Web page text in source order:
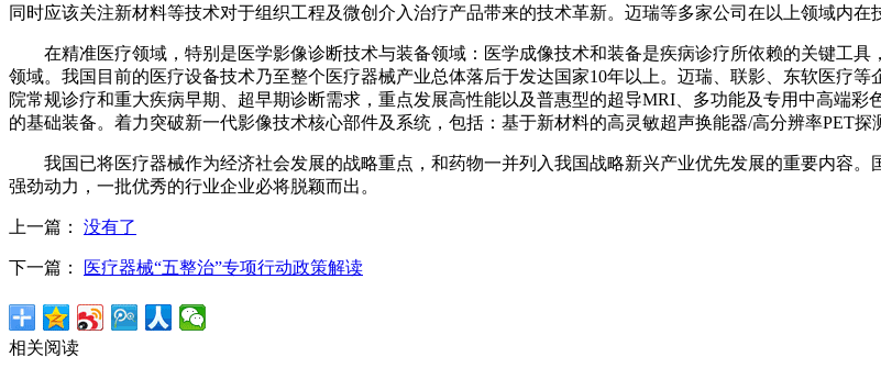
同时应该关注新材料等技术对于组织工程及微创介入治疗产品带来的技术革新。迈瑞等多家公司在以上领域内在
在精准医疗领域，特别是医学影像诊断技术与装备领域：医学成像技术和装备是疾病诊疗所依赖的关键工具
领域。我国目前的医疗设备技术乃至整个医疗器械产业总体落后于发达国家10年以上。迈瑞、联影、东软医疗
院常规诊疗和重大疾病早期、超早期诊断需求，重点发展高性能以及普惠型的超导MRI、多功能及专用中高端
的基础装备。着力突破新一代影像技术核心部件及系统，包括：基于新材料的高灵敏超声换能器/高分辨率PET探
我国已将医疗器械作为经济社会发展的战略重点，和药物一并列入我国战略新兴产业优先发展的重要内容。
强劲动力，一批优秀的行业企业必将脱颖而出。
上一篇： 没有了
下一篇： 医疗器械“五整治”专项行动政策解读
相关阅读